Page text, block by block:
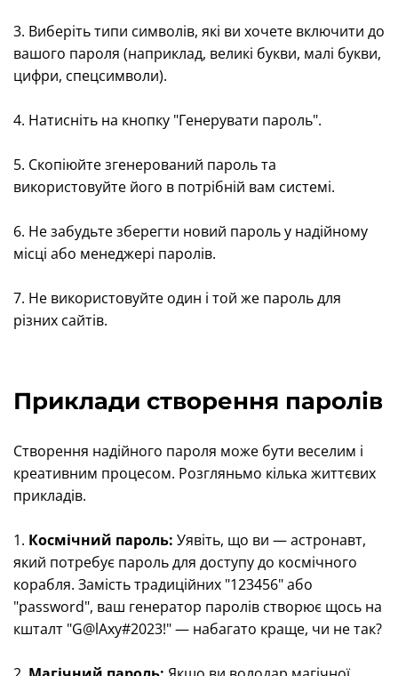
3. Виберіть типи символів, які ви хочете включити до
вашого пароля (наприклад, великі букви, малі букви,
цифри, спецсимволи).
4. Натисніть на кнопку "Генерувати пароль".
5. Скопіюйте згенерований пароль та
використовуйте його в потрібній вам системі.
6. Не забудьте зберегти новий пароль у надійному
місці або менеджері паролів.
7. Не використовуйте один і той же пароль для
різних сайтів.
Приклади створення паролів
Створення надійного пароля може бути веселим і
креативним процесом. Розгляньмо кілька життєвих
прикладів.
1. Космічний пароль: Уявіть, що ви — астронавт,
який потребує пароль для доступу до космічного
корабля. Замість традиційних "123456" або
"password", ваш генератор паролів створює щось на
кшталт "G@lAxy#2023!" — набагато краще, чи не так?